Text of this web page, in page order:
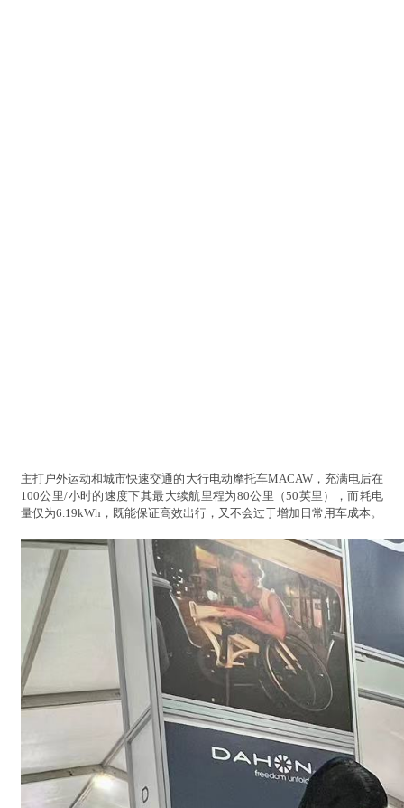
主打户外运动和城市快速交通的大行电动摩托车MACAW，充满电后在
100公里/小时的速度下其最大续航里程为80公里（50英里），而耗电
量仅为6.19kWh，既能保证高效出行，又不会过于增加日常用车成本。